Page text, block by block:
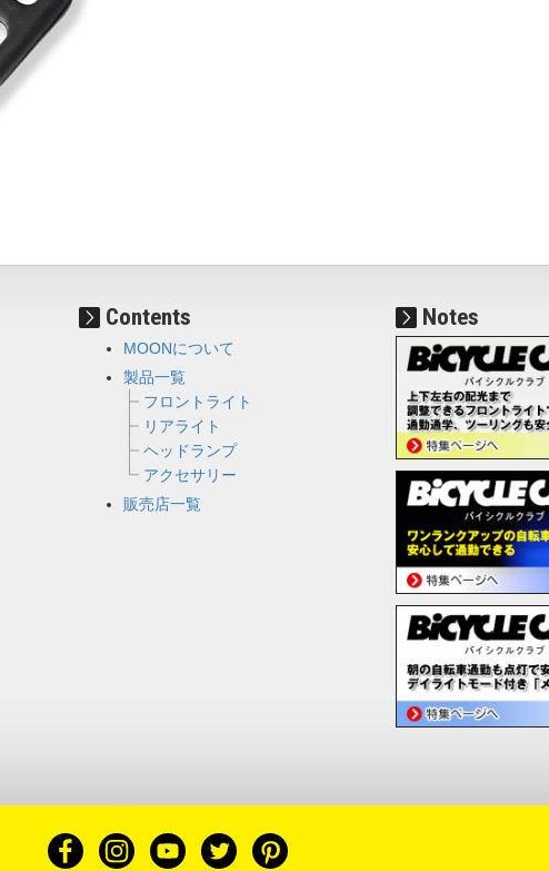
Contents
MOONについて
製品一覧
フロントライト
リアライト
ヘッドランプ
アクセサリー
販売店一覧
Notes